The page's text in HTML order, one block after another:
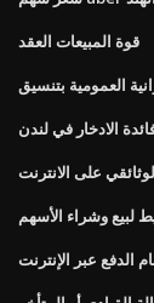
قوة المبيعات العقد
الادخار في لندن
على الانترنت
لبيع وشراء الأسهم
الدفع عبر الإنترنت